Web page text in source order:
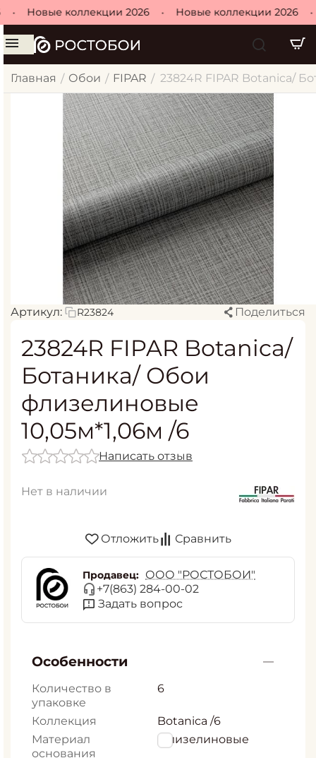
Новые коллекции 2026 Новые коллекции 2026
Главная / Обои / FIPAR / 23824R FIPAR Botanica/
Артикул: R23824 Поделиться
23824R FIPAR Botanica/
Ботаника/ Обои
флизелиновые
10,05м*1,06м /6
Написать отзыв
Нет в наличии
Отложить Сравнить
Продавец: ООО "РОСТОБОИ"
+7(863) 284-00-02
Задать вопрос
Особенности
Количество в
упаковке
6
Коллекция
Botanica /6
Материал
основания
Флизелиновые